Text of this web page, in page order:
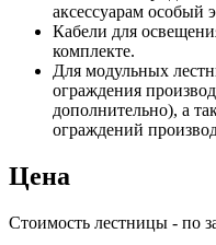
аксессуарам особый
Кабели для
комплекте.
Для модульных
ограждения
дополнительно), а
ограждений
Цена
Стоимость лестницы - по